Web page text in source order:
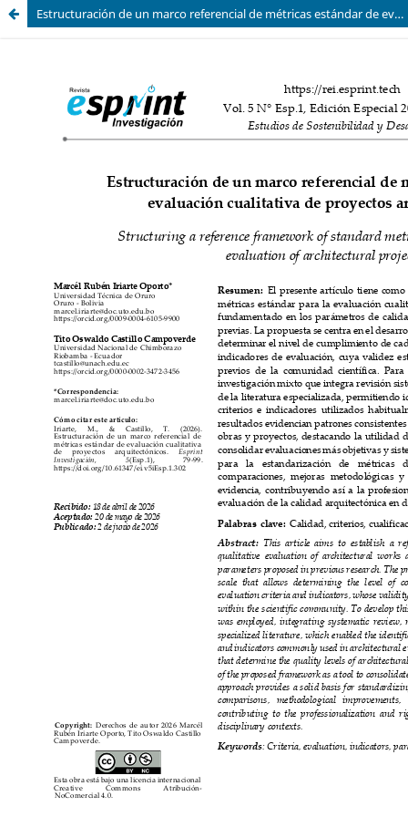
Estructuración de un marco referencial de métricas estándar de evaluación cualitativa de proyectos arquitectónicos